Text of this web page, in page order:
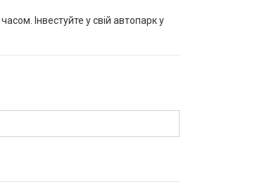
Інвестуйте у свій автопарк у